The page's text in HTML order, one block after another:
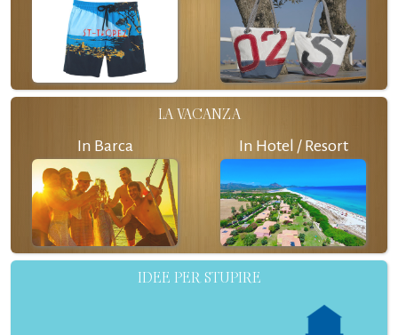
LA VACANZA
In Barca In Hotel / Resort
IDEE PER STUPIRE